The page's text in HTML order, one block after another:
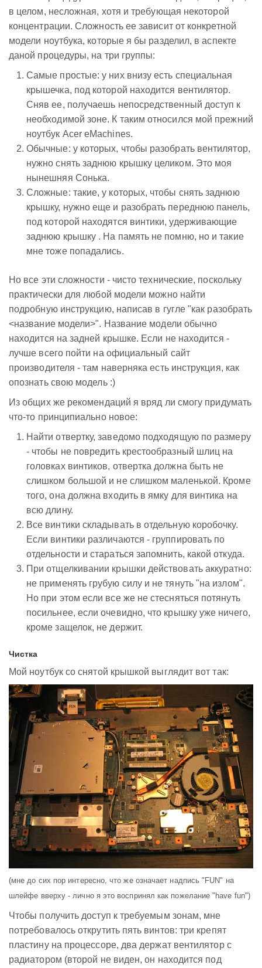
в целом, несложная, хотя и требующая некоторой
концентрации. Сложность ее зависит от конкретной
модели ноутбука, которые я бы разделил, в аспекте
даной процедуры, на три группы:
Самые простые: у них внизу есть специальная
крышечка, под которой находится вентилятор.
Сняв ее, получаешь непосредственный доступ к
необходимой зоне. К таким относился мой прежний
ноутбук Acer eMachines.
Обычные: у которых, чтобы разобрать вентилятор,
нужно снять заднюю крышку целиком. Это моя
нынешняя Сонька.
Сложные: такие, у которых, чтобы снять заднюю
крышку, нужно еще и разобрать переднюю панель,
под которой находятся винтики, удерживающие
заднюю крышку . На память не помню, но и такие
мне тоже попадались.
Но все эти сложности - чисто технические, поскольку
практически для любой модели можно найти
подробную инструкцию, написав в гугле "как разобрать
<название модели>". Название модели обычно
находится на задней крышке. Если не находится -
лучше всего пойти на официальный сайт
производителя - там наверняка есть инструкция, как
опознать свою модель :)
Из общих же рекомендаций я вряд ли смогу придумать
что-то принципиально новое:
Найти отвертку, заведомо подходящую по размеру
- чтобы не повредить крестообразный шлиц на
головках винтиков, отвертка должна быть не
слишком большой и не слишком маленькой. Кроме
того, она должна входить в ямку для винтика на
всю длину.
Все винтики складывать в отдельную коробочку.
Если винтики различаются - группировать по
отдельности и стараться запомнить, какой откуда.
При отщелкивании крышки действовать аккуратно:
не применять грубую силу и не тянуть "на излом".
Но при этом если все же не стесняться потянуть
посильнее, если очевидно, что крышку уже ничего,
кроме защелок, не держит.
Чистка
Мой ноутбук со снятой крышкой выглядит вот так:
(мне до сих пор интересно, что же означает надпись "FUN" на
шлейфе вверху - лично я это воспринял как пожелание "have fun")
Чтобы получить доступ к требуемым зонам, мне
потребовалось открутить пять винтов: три крепят
пластину на процессоре, два держат вентилятор с
радиатором (второй не виден, он находится под